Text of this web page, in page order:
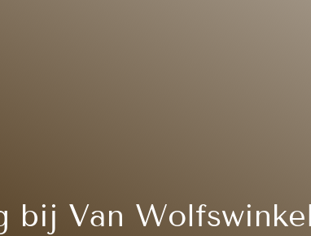
bij Van